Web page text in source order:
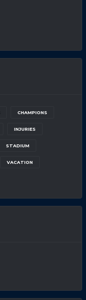
CHAMPIONS
INJURIES
STADIUM
VACATION